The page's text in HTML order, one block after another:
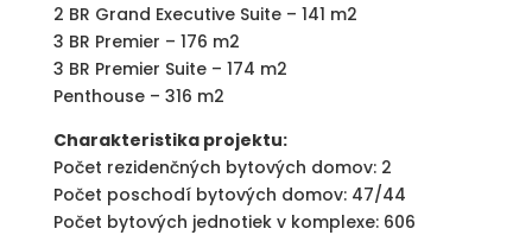
2 BR Grand Executive Suite – 141 m2
3 BR Premier – 176 m2
3 BR Premier Suite – 174 m2
Penthouse – 316 m2
Charakteristika projektu:
Počet rezidenčných bytových domov: 2
Počet poschodí bytových domov: 47/44
Počet bytových jednotiek v komplexe: 606